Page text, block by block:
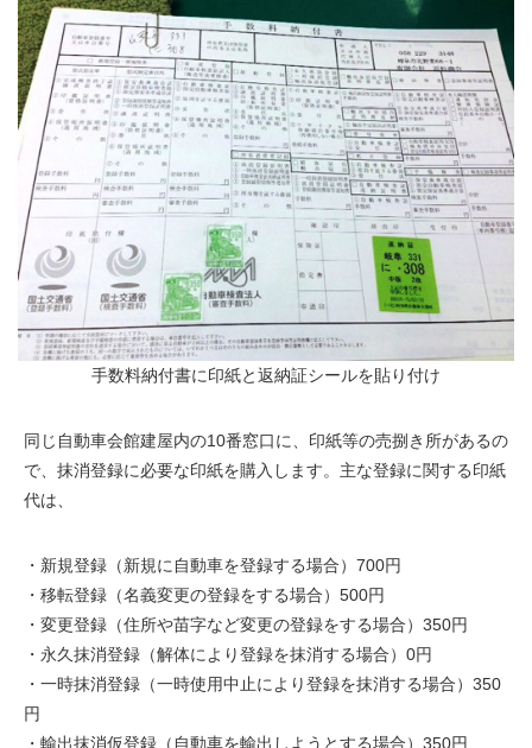
手数料納付書に印紙と返納証シールを貼り付け
同じ自動車会館建屋内の10番窓口に、印紙等の売捌き所があるの
で、抹消登録に必要な印紙を購入します。主な登録に関する印紙
代は、
・新規登録（新規に自動車を登録する場合）700円
・移転登録（名義変更の登録をする場合）500円
・変更登録（住所や苗字など変更の登録をする場合）350円
・永久抹消登録（解体により登録を抹消する場合）0円
・一時抹消登録（一時使用中止により登録を抹消する場合）350
円
・輸出抹消仮登録（自動車を輸出しようとする場合）350円